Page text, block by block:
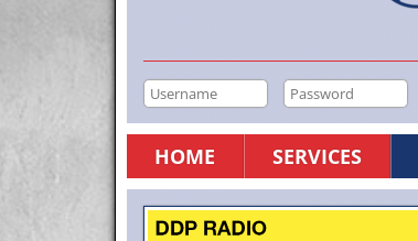
HOME SERVICES